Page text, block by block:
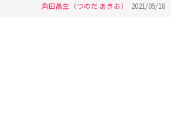
角田晶生（つのだ あきお） 2021/05/18